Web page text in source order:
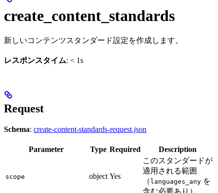
create_content_standards
新しいコンテンツスタンダード設定を作成します。
レスポンスタイム: < 1s
Request
Schema: create-content-standards-request.json
Parameter Type Required Description
scope object Yes
このスタンダードが
適用される範囲
（ languages_any を
含む必要あり）